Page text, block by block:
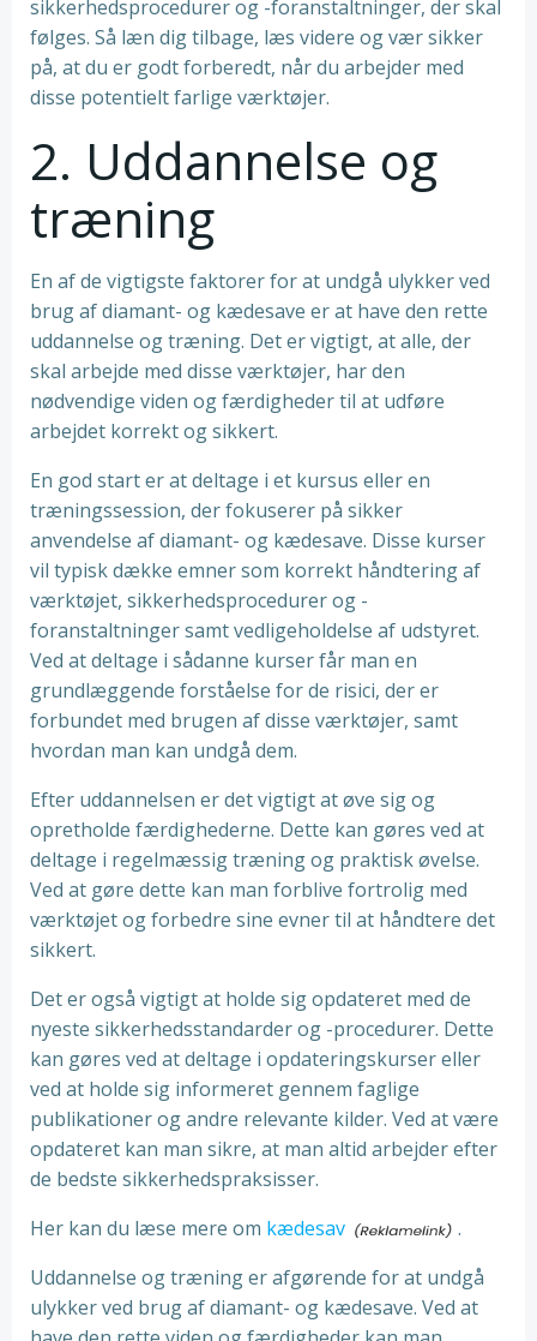
sikkerhedsprocedurer og -foranstaltninger, der skal
følges. Så læn dig tilbage, læs videre og vær sikker
på, at du er godt forberedt, når du arbejder med
disse potentielt farlige værktøjer.
2. Uddannelse og
træning
En af de vigtigste faktorer for at undgå ulykker ved
brug af diamant- og kædesave er at have den rette
uddannelse og træning. Det er vigtigt, at alle, der
skal arbejde med disse værktøjer, har den
nødvendige viden og færdigheder til at udføre
arbejdet korrekt og sikkert.
En god start er at deltage i et kursus eller en
træningssession, der fokuserer på sikker
anvendelse af diamant- og kædesave. Disse kurser
vil typisk dække emner som korrekt håndtering af
værktøjet, sikkerhedsprocedurer og -
foranstaltninger samt vedligeholdelse af udstyret.
Ved at deltage i sådanne kurser får man en
grundlæggende forståelse for de risici, der er
forbundet med brugen af disse værktøjer, samt
hvordan man kan undgå dem.
Efter uddannelsen er det vigtigt at øve sig og
opretholde færdighederne. Dette kan gøres ved at
deltage i regelmæssig træning og praktisk øvelse.
Ved at gøre dette kan man forblive fortrolig med
værktøjet og forbedre sine evner til at håndtere det
sikkert.
Det er også vigtigt at holde sig opdateret med de
nyeste sikkerhedsstandarder og -procedurer. Dette
kan gøres ved at deltage i opdateringskurser eller
ved at holde sig informeret gennem faglige
publikationer og andre relevante kilder. Ved at være
opdateret kan man sikre, at man altid arbejder efter
de bedste sikkerhedspraksisser.
Her kan du læse mere om kædesav
.
Uddannelse og træning er afgørende for at undgå
ulykker ved brug af diamant- og kædesave. Ved at